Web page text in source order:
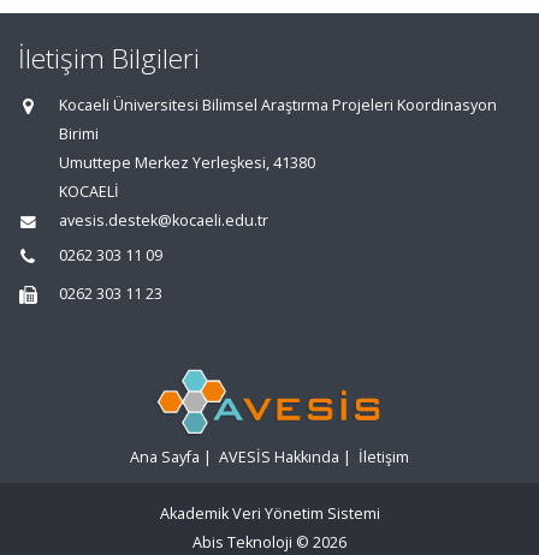
İletişim Bilgileri
Kocaeli Üniversitesi Bilimsel Araştırma Projeleri Koordinasyon
Birimi
Umuttepe Merkez Yerleşkesi, 41380
KOCAELİ
avesis.destek@kocaeli.edu.tr
0262 303 11 09
0262 303 11 23
Ana Sayfa | AVESİS Hakkında | İletişim
Akademik Veri Yönetim Sistemi
Abis Teknoloji © 2026